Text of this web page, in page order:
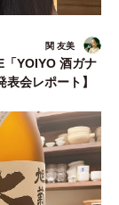
関 友美
YOIYO 酒ガナ
会レポート】